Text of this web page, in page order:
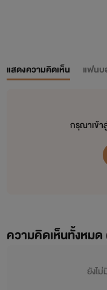
แสดงความคิดเห็น แฟนบ
กรุณาเข้า
ความคิดเห็นทั้งหมด
ยังไ